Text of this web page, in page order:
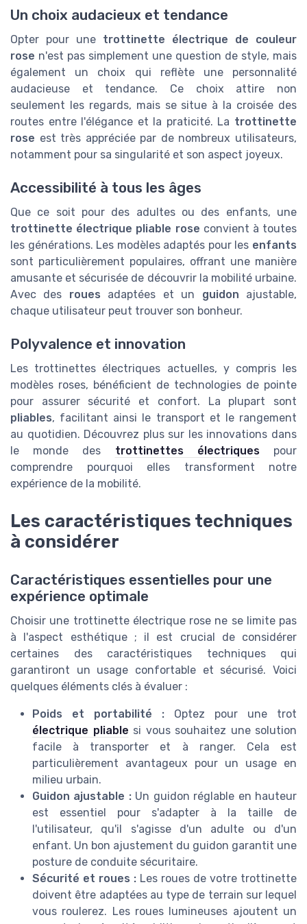
Un choix audacieux et tendance
Opter pour une trottinette électrique de couleur
rose n'est pas simplement une question de style, mais
également un choix qui reflète une personnalité
audacieuse et tendance. Ce choix attire non
seulement les regards, mais se situe à la croisée des
routes entre l'élégance et la praticité. La trottinette
rose est très appréciée par de nombreux utilisateurs,
notamment pour sa singularité et son aspect joyeux.
Accessibilité à tous les âges
Que ce soit pour des adultes ou des enfants, une
trottinette électrique pliable rose convient à toutes
les générations. Les modèles adaptés pour les enfants
sont particulièrement populaires, offrant une manière
amusante et sécurisée de découvrir la mobilité urbaine.
Avec des roues adaptées et un guidon ajustable,
chaque utilisateur peut trouver son bonheur.
Polyvalence et innovation
Les trottinettes électriques actuelles, y compris les
modèles roses, bénéficient de technologies de pointe
pour assurer sécurité et confort. La plupart sont
pliables, facilitant ainsi le transport et le rangement
au quotidien. Découvrez plus sur les innovations dans
le monde des trottinettes électriquespour
comprendre pourquoi elles transforment notre
expérience de la mobilité.
Les caractéristiques techniques
à considérer
Caractéristiques essentielles pour une
expérience optimale
Choisir une trottinette électrique rose ne se limite pas
à l'aspect esthétique ; il est crucial de considérer
certaines des caractéristiques techniques qui
garantiront un usage confortable et sécurisé. Voici
quelques éléments clés à évaluer :
Poids et portabilité : Optez pour une trot
électrique pliable si vous souhaitez une solution
facile à transporter et à ranger. Cela est
particulièrement avantageux pour un usage en
milieu urbain.
Guidon ajustable :Un guidon réglable en hauteur
est essentiel pour s'adapter à la taille de
l'utilisateur, qu'il s'agisse d'un adulte ou d'un
enfant. Un bon ajustement du guidon garantit une
posture de conduite sécuritaire.
Sécurité et roues : Les roues de votre trottinette
doivent être adaptées au type de terrain sur lequel
vous roulerez. Les roues lumineuses ajoutent un